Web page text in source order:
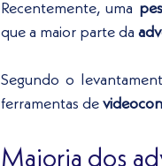
Recentemente, uma
que a maior parte da
Segundo o
ferramentas de
Maioria dos